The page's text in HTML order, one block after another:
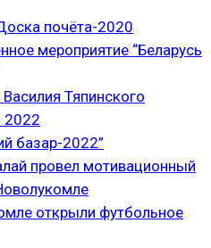
почёта-2020
мероприятие “Беларусь
Тяпинского
2022
базар-2022”
провел мотивационный
открыли футбольное